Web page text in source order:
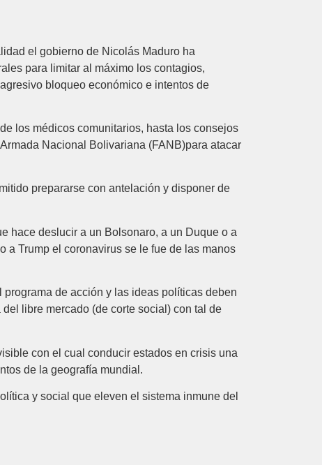
el gobierno de Nicolás Maduro ha
para limitar al máximo los contagios,
bloqueo económico e intentos de
los médicos comunitarios, hasta los consejos
Nacional Bolivariana (FANB)para atacar
prepararse con antelación y disponer de
hace deslucir a un Bolsonaro, a un Duque o a
a Trump el coronavirus se le fue de las manos
de acción y las ideas políticas deben
libre mercado (de corte social) con tal de
con el cual conducir estados en crisis una
de la geografía mundial.
y social que eleven el sistema inmune del